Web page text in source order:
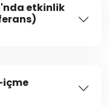
etkinlik
içme